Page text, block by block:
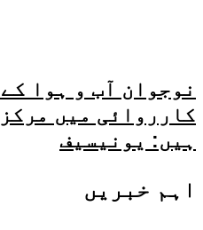
نوجوان آب و ہوا
کارروائی میں
ہیں: یونیسیف
اہم خبریں